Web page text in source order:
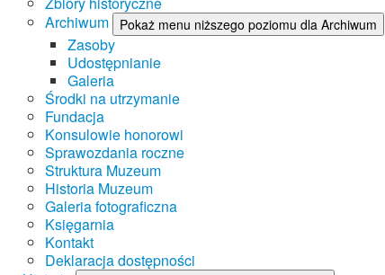
Archiwum
Pokaż menu niższego poziomu dla Archiwum
Zasoby
Udostępnianie
Galeria
Środki na utrzymanie
Fundacja
Konsulowie honorowi
Sprawozdania roczne
Struktura Muzeum
Historia Muzeum
Galeria fotograficzna
Księgarnia
Kontakt
Deklaracja dostępności